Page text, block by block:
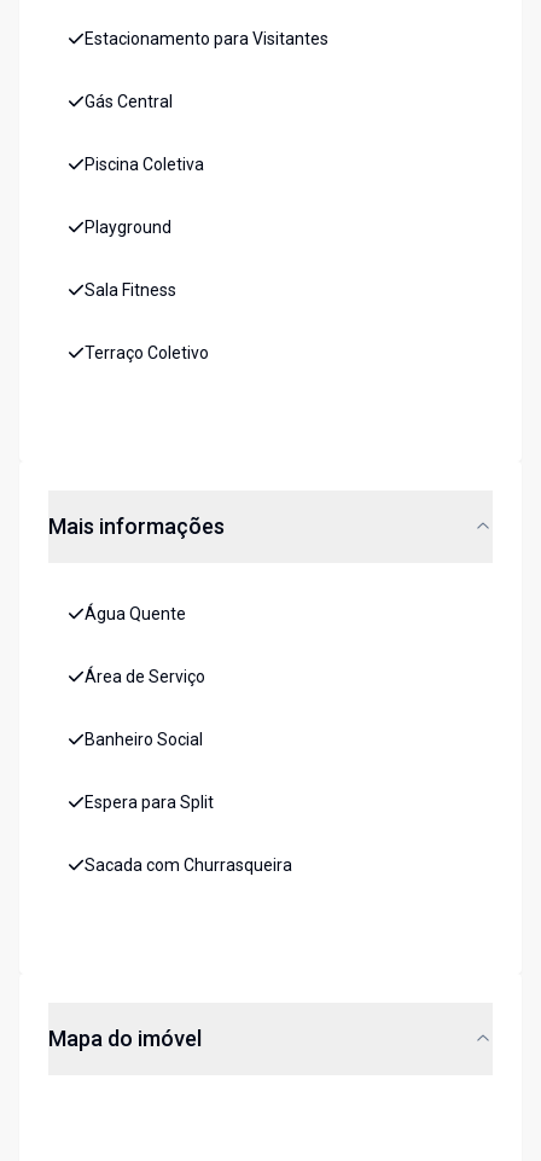
Estacionamento para Visitantes
Gás Central
Piscina Coletiva
Playground
Sala Fitness
Terraço Coletivo
Mais informações
Água Quente
Área de Serviço
Banheiro Social
Espera para Split
Sacada com Churrasqueira
Mapa do imóvel